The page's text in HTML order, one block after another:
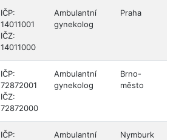
IČP:
14011001
IČZ:
14011000
Ambulantní
gynekolog
Praha
IČP:
72872001
IČZ:
72872000
Ambulantní
gynekolog
Brno-
město
IČP:
Ambulantní
Nymburk